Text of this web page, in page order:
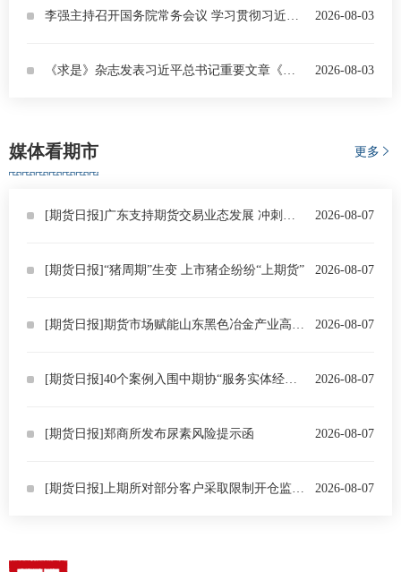
2026-08-03
李强主持召开国务院常务会议 学习贯彻习近平总书记关于上半年经济形势和做好下半年经济工作的重要讲话精神
2026-08-03
《求是》杂志发表习近平总书记重要文章《加快建设健康中国》
媒体看期市 更多
2026-08-07
[期货日报]广东支持期货交易业态发展 冲刺全球大宗商品定价高地
2026-08-07
[期货日报]“猪周期”生变 上市猪企纷纷“上期货”
2026-08-07
[期货日报]期货市场赋能山东黑色冶金产业高质量发展
2026-08-07
[期货日报]40个案例入围中期协“服务实体经济优秀案例库”
2026-08-07
[期货日报]郑商所发布尿素风险提示函
2026-08-07
[期货日报]上期所对部分客户采取限制开仓监管措施